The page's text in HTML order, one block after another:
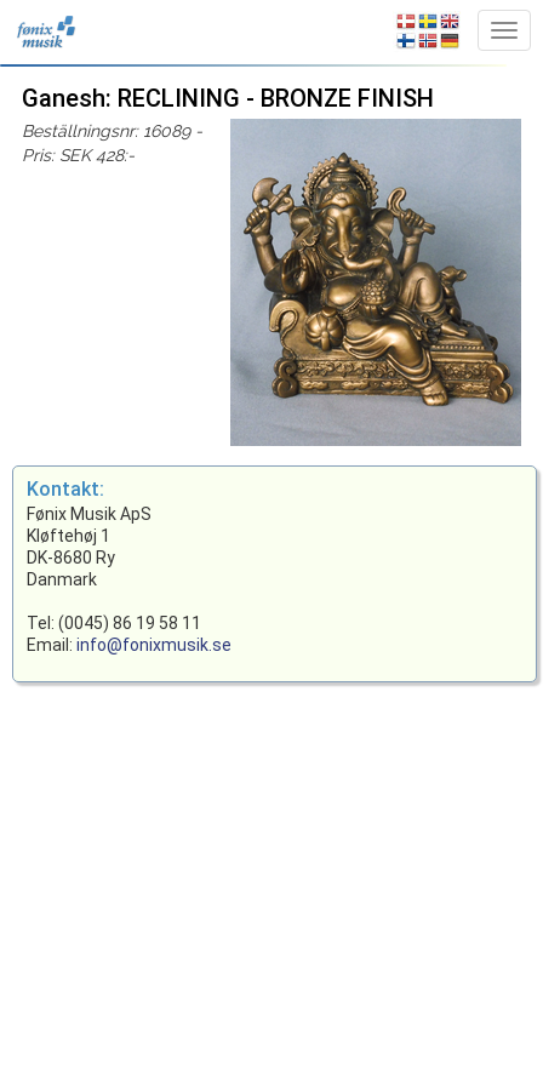
Ganesh: RECLINING - BRONZE FINISH
Beställningsnr: 16089 -
Pris: SEK 428:-
Kontakt:
Fønix Musik ApS
Kløftehøj 1
DK-8680 Ry
Danmark
Tel: (0045) 86 19 58 11
Email: info@fonixmusik.se